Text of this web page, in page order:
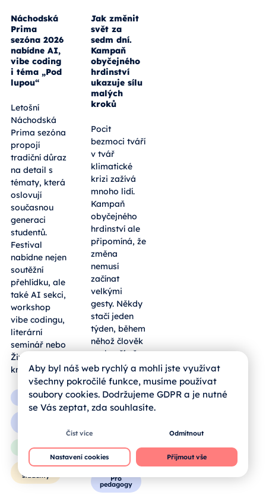
24. 03. 2026
Náchodská
Prima
sezóna 2026
nabídne AI,
vibe coding
lupou“
Letošní
Náchodská
Prima sezóna
propojí
tradiční důraz
na detail s
tématy, která
oslovují
současnou
generaci
studentů.
Festival
nabídne nejen
soutěžní
přehlídku, ale
také AI sekci,
workshop
vibe codingu,
literární
seminář nebo
Živou
knihovnu.
pedagogy
Pro rodiče
23. 03. 2026
Jak změnit
svět za
sedm dní.
Kampaň
obyčejného
hrdinství
ukazuje sílu
kroků
Pocit
bezmoci tváří
v tvář
klimatické
krizi zažívá
mnoho lidí.
Kampaň
obyčejného
hrdinství ale
připomíná, že
změna
nemusí
začínat
velkými
gesty. Někdy
stačí jeden
týden, během
něhož člověk
vyzkouší něco
nového — a
zjistí, že i
malý krok
skutečný
dopad.
Obecné
Aby byl náš web rychlý a mohli jste využívat
všechny pokročilé funkce, musíme používat
soubory cookies. Dodržujeme GDPR a je nutné
se Vás zeptat, zda souhlasíte.
Číst více Odmítnout
Nastavení cookies Přijmout vše